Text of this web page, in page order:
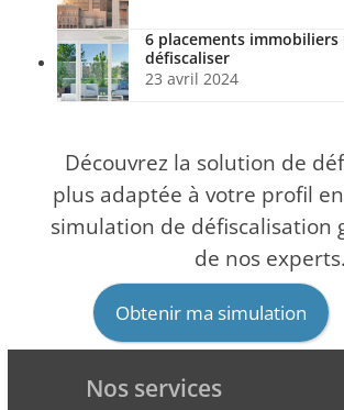
6 placements immobiliers
défiscaliser
23 avril 2024
Découvrez la solution de
plus adaptée à votre profil
simulation de défiscalisation
de nos experts.
Obtenir ma simulation
Nos services